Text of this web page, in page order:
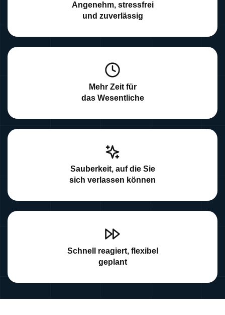
Angenehm, stressfrei
und zuverlässig
Mehr Zeit für
das Wesentliche
Sauberkeit, auf die Sie
sich verlassen können
Schnell reagiert, flexibel
geplant